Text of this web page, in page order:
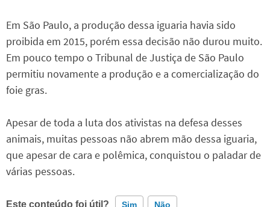
Em São Paulo, a produção dessa iguaria havia sido
proibida em 2015, porém essa decisão não durou muito.
Em pouco tempo o Tribunal de Justiça de São Paulo
permitiu novamente a produção e a comercialização do
foie gras.
Apesar de toda a luta dos ativistas na defesa desses
animais, muitas pessoas não abrem mão dessa iguaria,
que apesar de cara e polêmica, conquistou o paladar de
várias pessoas.
Este conteúdo foi útil? Sim Não